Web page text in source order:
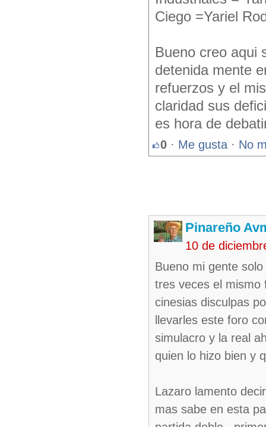
Ciego =Yariel
Bueno creo aqui
detenida mente
refuerzos y el
claridad sus
es hora de
0 · Me gusta · No
Pinareño
10 de
Bueno mi gente
tres veces el mismo
cinesias disculpas
llevarles este foro
simulacro y la real
quien lo hizo bien y
Lazaro lamento
mas sabe en esta